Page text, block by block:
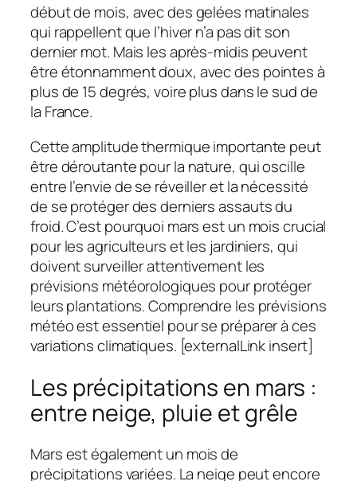
début de mois, avec des gelées matinales
qui rappellent que l’hiver n’a pas dit son
dernier mot. Mais les après-midis peuvent
être étonnamment doux, avec des pointes à
plus de 15 degrés, voire plus dans le sud de
la France.
Cette amplitude thermique importante peut
être déroutante pour la nature, qui oscille
entre l’envie de se réveiller et la nécessité
de se protéger des derniers assauts du
froid. C’est pourquoi mars est un mois crucial
pour les agriculteurs et les jardiniers, qui
doivent surveiller attentivement les
prévisions météorologiques pour protéger
leurs plantations. Comprendre les prévisions
météo est essentiel pour se préparer à ces
variations climatiques. [externalLink insert]
Les précipitations en mars :
entre neige, pluie et grêle
Mars est également un mois de
précipitations variées. La neige peut encore